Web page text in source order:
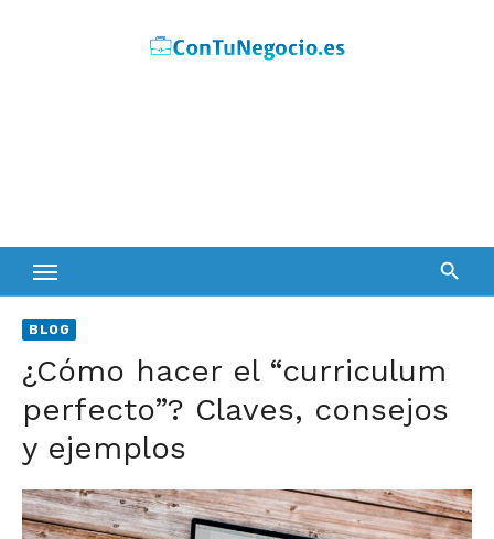
BLOG
¿Cómo hacer el “curriculum
perfecto”? Claves, consejos
y ejemplos